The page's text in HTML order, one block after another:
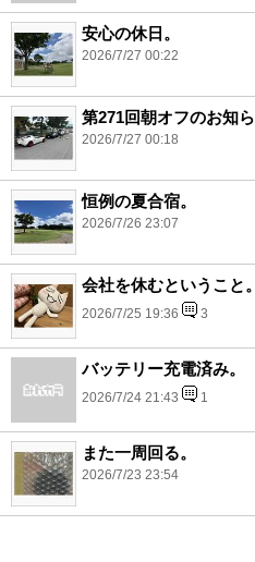
安心の休日。
2026/7/27 00:22
第271回朝オフのお知
2026/7/27 00:18
恒例の夏合宿。
2026/7/26 23:07
会社を休むということ。
2026/7/25 19:36 3
バッテリー充電済み。
2026/7/24 21:43 1
また一周回る。
2026/7/23 23:54